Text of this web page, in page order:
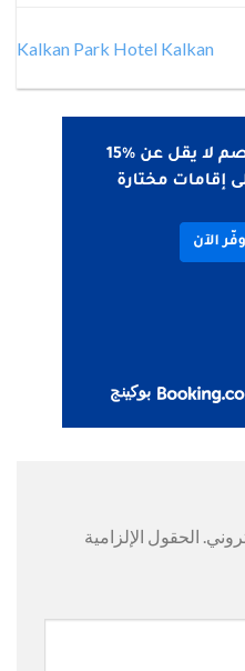
Kalkan Park Hotel Kalkan
الحقول الإلزامية